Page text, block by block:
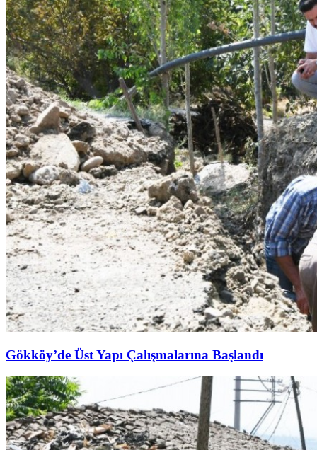
Gökköy’de Üst Yapı Çalışmalarına Başlandı